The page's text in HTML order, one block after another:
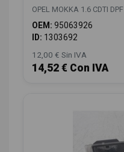
OPEL MOKKA 1.6 CDTI DPF
OEM: 95063926
ID: 1303692
12,00 € Sin IVA
14,52 € Con IVA